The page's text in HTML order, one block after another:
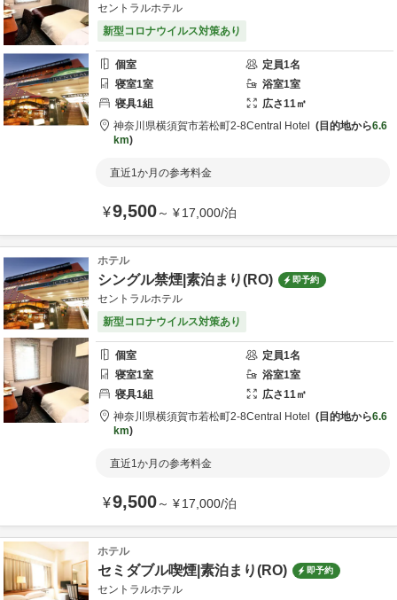
セントラルホテル
新型コロナウイルス対策あり
個室 定員1名
寝室1室 浴室1室
寝具1組 広さ11㎡
神奈川県横須賀市若松町2-8Central Hotel 目的地から6.6
km
直近1か月の参考料金
¥9,500～ ¥17,000/泊
ホテル
シングル禁煙|素泊まり(RO) 即予約
セントラルホテル
新型コロナウイルス対策あり
個室 定員1名
寝室1室 浴室1室
寝具1組 広さ11㎡
神奈川県横須賀市若松町2-8Central Hotel 目的地から6.6
km
直近1か月の参考料金
¥9,500～ ¥17,000/泊
ホテル
セミダブル喫煙|素泊まり(RO) 即予約
セントラルホテル